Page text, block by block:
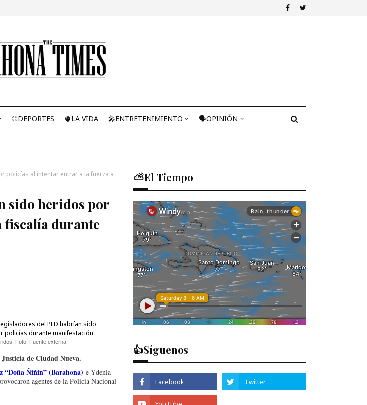
⚾DEPORTES 🫀LA VIDA 🎤ENTRETENIMIENTO 🗣OPINIÓN
policías al intentar entrar a la fuerza a
sido heridos por
fiscalía durante
Foto: Fuente externa
de Ciudad Nueva.
“Doña Ñiñin” (Barahona) e Ydenia
agentes de la Policía Nacional
⛅El Tiempo
👍Síguenos